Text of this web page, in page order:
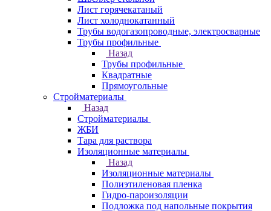
Лист горячекатаный
Лист холоднокатанный
Трубы водогазопроводные, электросварные
Трубы профильные
Назад
Трубы профильные
Квадратные
Прямоугольные
Стройматериалы
Назад
Стройматериалы
ЖБИ
Тара для раствора
Изоляционные материалы
Назад
Изоляционные материалы
Полиэтиленовая пленка
Гидро-пароизоляции
Подложка под напольные покрытия